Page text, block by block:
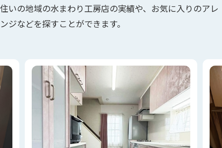
住いの地域の水まわり工房店の実績や、お気に入りのアレ
ンジなどを探すことができます。